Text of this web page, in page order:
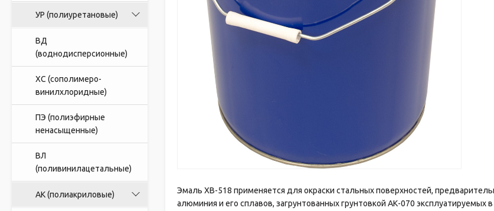
УР (полиуретановые)
ВД
(воднодисперсионные)
ХС (сополимеро-
винилхлоридные)
ПЭ (полиэфирные
ненасыщенные)
ВЛ
(поливинилацетальные)
АК (полиакриловые)
Эмаль ХВ-518 применяется для окраски стальных поверхностей,
алюминия и его сплавов, загрунтованных грунтовкой АК-070